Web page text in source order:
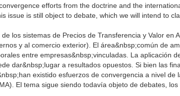
efforts from the doctrine and the
issue is still object to debate, which we will intend to
de los sistemas de Precios de Transferencia y Valor en
y al comercio exterior). El área&nbsp;común de
entre empresas&nbsp;vinculadas. La aplicación
dar&nbsp;lugar a resultados opuestos. Si bien las
existido esfuerzos de convergencia a nivel de
El tema sigue siendo todavía objeto de debates,